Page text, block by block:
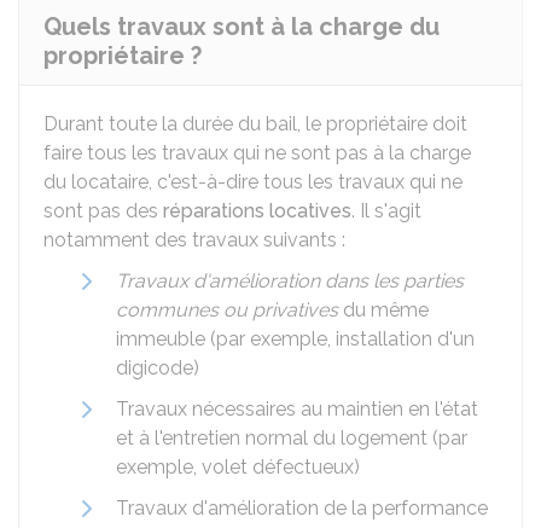
Quels travaux sont à la charge du
propriétaire ?
Durant toute la durée du bail, le propriétaire doit
faire tous les travaux qui ne sont pas à la charge
du locataire, c'est-à-dire tous les travaux qui ne
sont pas des réparations locatives. Il s'agit
notamment des travaux suivants :
Travaux d'amélioration dans les parties
communes ou privativesdu même
immeuble (par exemple, installation d'un
digicode)
Travaux nécessaires au maintien en l'état
et à l'entretien normal du logement (par
exemple, volet défectueux)
Travaux d'amélioration de la performance